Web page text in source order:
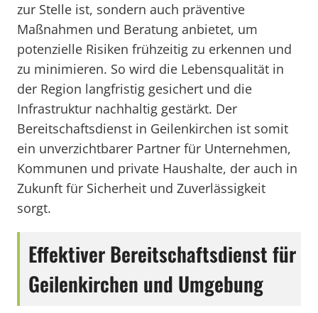
zur Stelle ist, sondern auch präventive
Maßnahmen und Beratung anbietet, um
potenzielle Risiken frühzeitig zu erkennen und
zu minimieren. So wird die Lebensqualität in
der Region langfristig gesichert und die
Infrastruktur nachhaltig gestärkt. Der
Bereitschaftsdienst in Geilenkirchen ist somit
ein unverzichtbarer Partner für Unternehmen,
Kommunen und private Haushalte, der auch in
Zukunft für Sicherheit und Zuverlässigkeit
sorgt.
Effektiver Bereitschaftsdienst für
Geilenkirchen und Umgebung